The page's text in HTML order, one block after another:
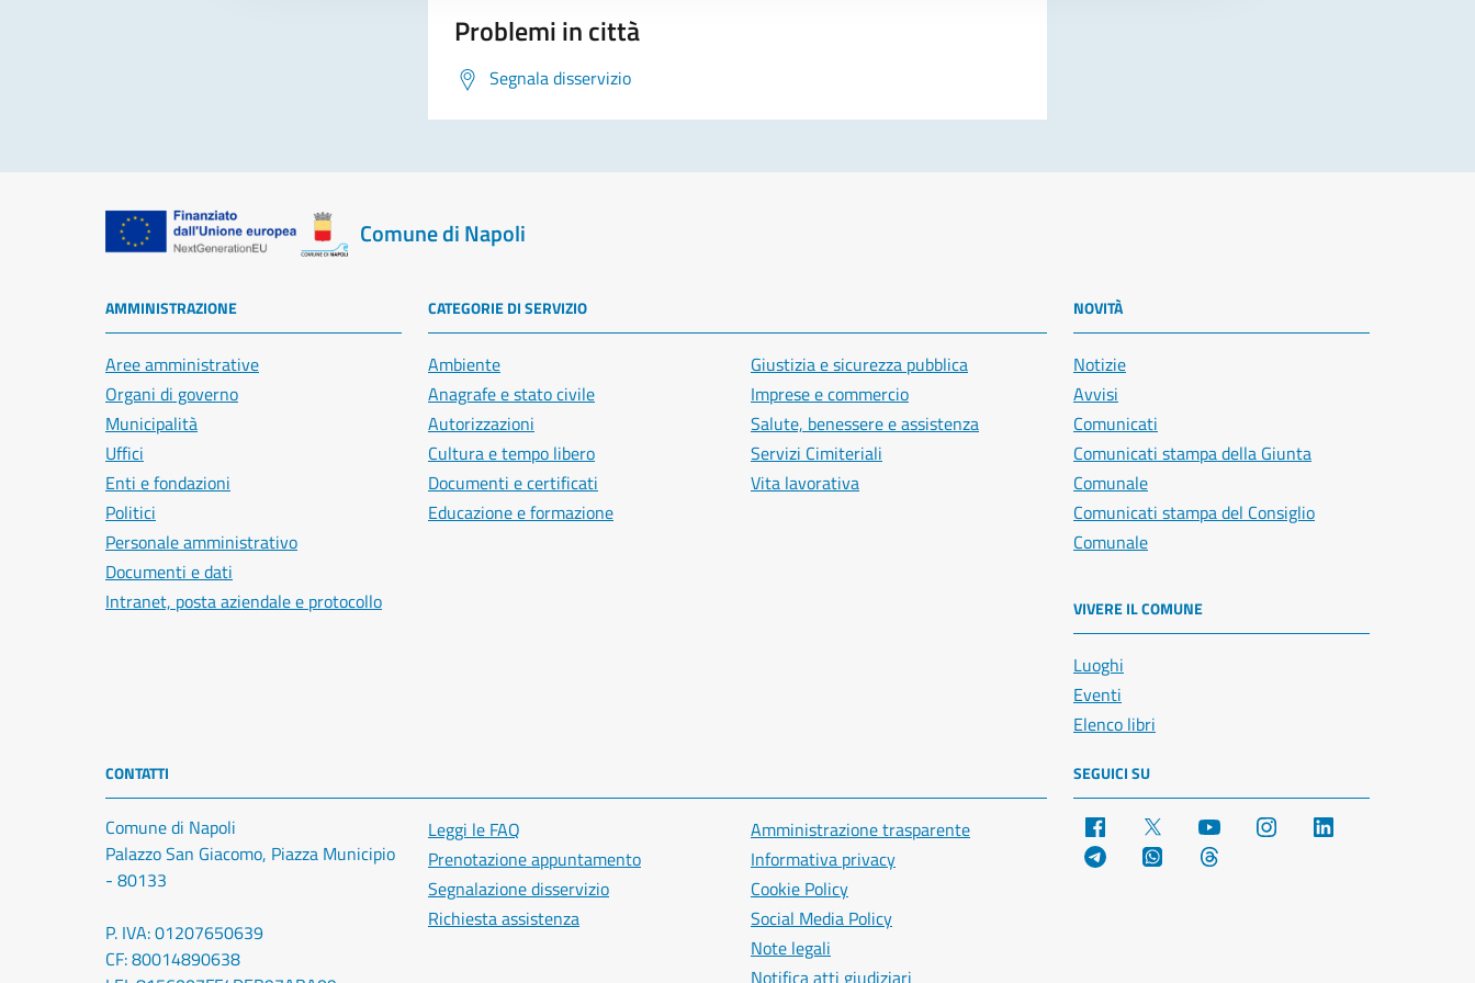
Problemi in città
Segnala disservizio
Comune di Napoli
AMMINISTRAZIONE
Aree amministrative
Organi di governo
Municipalità
Uffici
Enti e fondazioni
Politici
Personale amministrativo
Documenti e dati
Intranet, posta aziendale e protocollo
CATEGORIE DI SERVIZIO
Ambiente
Anagrafe e stato civile
Autorizzazioni
Cultura e tempo libero
Documenti e certificati
Educazione e formazione
Giustizia e sicurezza pubblica
Imprese e commercio
Salute, benessere e assistenza
Servizi Cimiteriali
Vita lavorativa
NOVITÀ
Notizie
Avvisi
Comunicati
Comunicati stampa della Giunta
Comunale
Comunicati stampa del Consiglio
Comunale
VIVERE IL COMUNE
Luoghi
Eventi
Elenco libri
CONTATTI
Comune di Napoli
Palazzo San Giacomo, Piazza Municipio
- 80133
P. IVA: 01207650639
CF: 80014890638
Leggi le FAQ
Prenotazione appuntamento
Segnalazione disservizio
Richiesta assistenza
Amministrazione trasparente
Informativa privacy
Cookie Policy
Social Media Policy
Note legali
SEGUICI SU
Facebook YouTube Instagram
Telegram WhatsApp